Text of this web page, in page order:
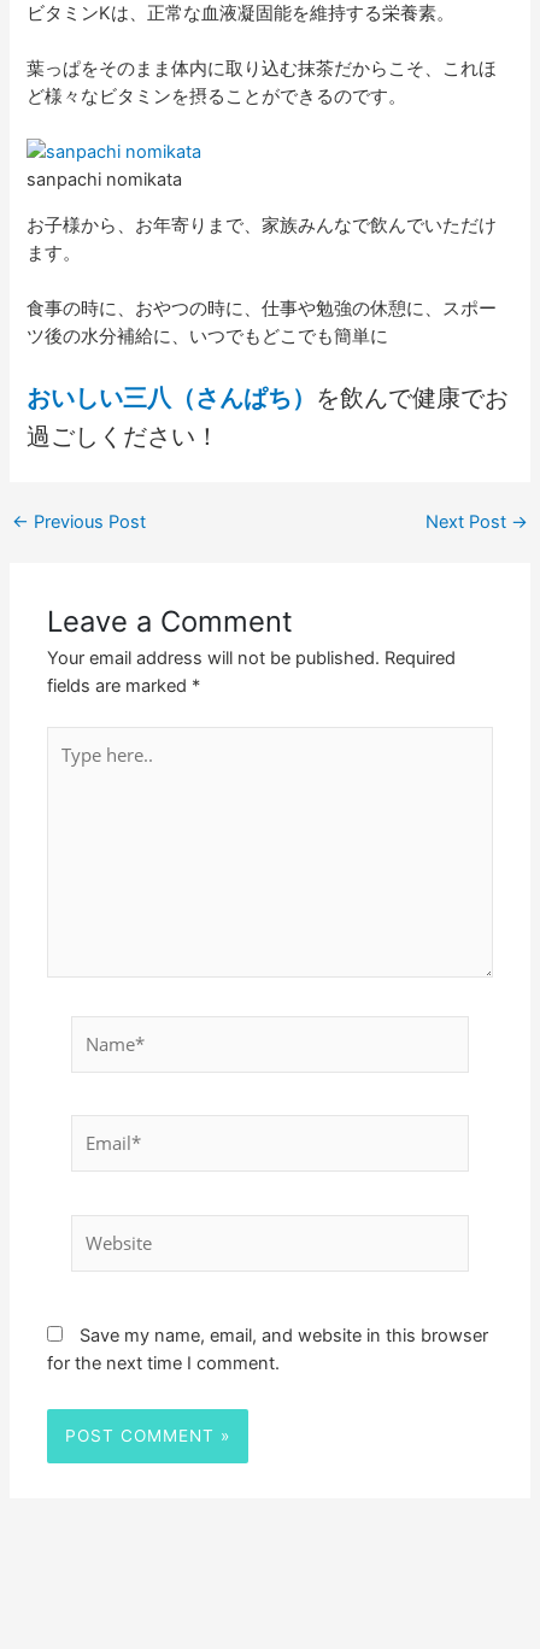
ビタミンKは、正常な血液凝固能を維持する栄養素。
葉っぱをそのまま体内に取り込む抹茶だからこそ、これほ
ど様々なビタミンを摂ることができるのです。
sanpachi nomikata
お子様から、お年寄りまで、家族みんなで飲んでいただけ
ます。
食事の時に、おやつの時に、仕事や勉強の休憩に、スポー
ツ後の水分補給に、いつでもどこでも簡単に
おいしい三八（さんぱち） を飲んで健康でお
過ごしください！
← Previous Post Next Post →
Leave a Comment
Your email address will not be published. Required
fields are marked *
here..
Save my name, email, and website in this browser
for the next time I comment.